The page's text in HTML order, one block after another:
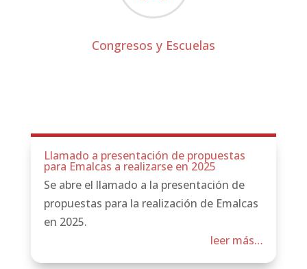
Congresos y Escuelas
Llamado a presentación de propuestas
para Emalcas a realizarse en 2025
Se abre el llamado a la presentación de
propuestas para la realización de Emalcas
en 2025.
leer más…